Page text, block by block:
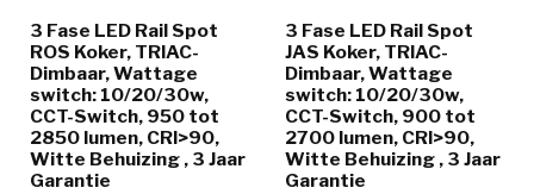
3 Fase LED Rail Spot
ROS Koker, TRIAC-
Dimbaar, Wattage
switch: 10/20/30w,
CCT-Switch, 950 tot
2850 lumen, CRI>90,
Witte Behuizing , 3 Jaar
Garantie
3 Fase LED Rail Spot
JAS Koker, TRIAC-
Dimbaar, Wattage
switch: 10/20/30w,
CCT-Switch, 900 tot
2700 lumen, CRI>90,
Witte Behuizing , 3 Jaar
Garantie